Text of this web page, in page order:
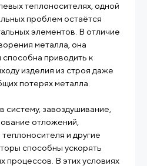
теплоносителях, одной
проблем остаётся
элементов. В отличие
металла, она
приводить к
изделия из строя даже
потерях металла.
завоздушивание,
отложений,
и другие
способны ускорять
процессов. В этих условиях